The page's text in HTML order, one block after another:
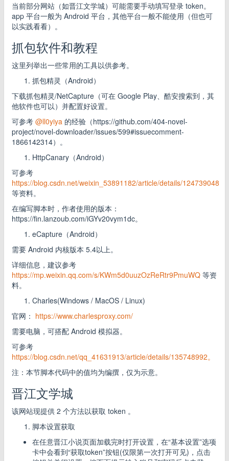
当前部分网站（如晋江文学城）可能需要手动填写登录 token。
app 平台一般为 Android 平台，其他平台一般不能使用（但也可
以实践看看）。
抓包软件和教程
这里列举出一些常用的工具以供参考。
抓包精灵（Android）
下载抓包精灵/NetCapture（可在 Google Play、酷安搜索到，其
他软件也可以）并配置好设置。
可参考 @ll0yiya 的经验（https://github.com/404-novel-
project/novel-downloader/issues/599#issuecomment-
1866142314）。
HttpCanary（Android）
可参考
https://blog.csdn.net/weixin_53891182/article/details/124739048
等资料。
在编写脚本时，作者使用的版本：
https://fin.lanzoub.com/iGYv20vym1dc。
eCapture（Android）
需要 Android 内核版本 5.4以上。
详细信息，建议参考
https://mp.weixin.qq.com/s/KWm5d0uuzOzReRtr9PmuWQ 等资
料。
Charles(Windows / MacOS / Linux)
官网： https://www.charlesproxy.com/
需要电脑，可搭配 Android 模拟器。
可参考
https://blog.csdn.net/qq_41631913/article/details/135748992。
注：本节脚本代码中的值均为编撰，仅为示意。
晋江文学城
该网站现提供 2 个方法以获取 token 。
脚本设置获取
在任意晋江小说页面加载完时打开设置，在“基本设置”选项
卡中会看到“获取token”按钮(仅限第一次打开可见)，点击